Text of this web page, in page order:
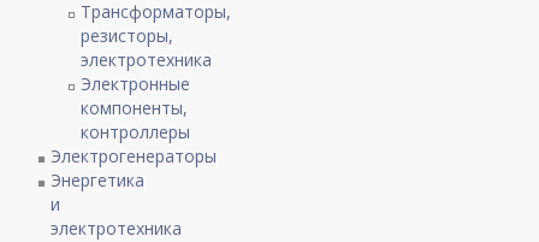
Трансформаторы,
резисторы,
электротехника
Электронные
компоненты,
контроллеры
Электрогенераторы
Энергетика
и
электротехника